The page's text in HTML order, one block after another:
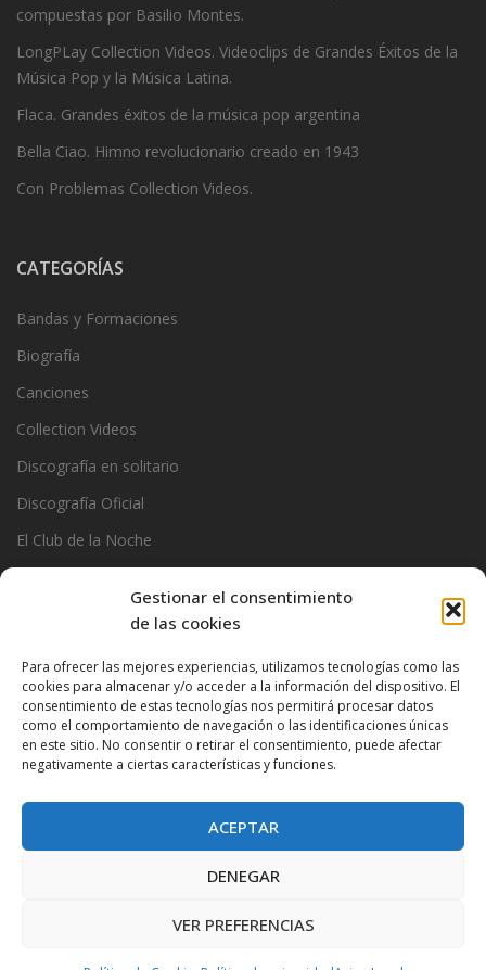
Gestionar el consentimiento
de las cookies
Para ofrecer las mejores experiencias, utilizamos tecnologías como las
cookies para almacenar y/o acceder a la información del dispositivo. El
consentimiento de estas tecnologías nos permitirá procesar datos
como el comportamiento de navegación o las identificaciones únicas
en este sitio. No consentir o retirar el consentimiento, puede afectar
negativamente a ciertas características y funciones.
ACEPTAR
DENEGAR
VER PREFERENCIAS
compuestas por Basilio Montes.
LongPLay Collection Videos. Videoclips de Grandes Éxitos de la
Música Pop y la Música Latina.
Flaca. Grandes éxitos de la música pop argentina
Bella Ciao. Himno revolucionario creado en 1943
Con Problemas Collection Videos.
CATEGORÍAS
Bandas y Formaciones
Biografía
Canciones
Collection Videos
Discografía en solitario
Discografía Oficial
El Club de la Noche
Ramoncin
The Privados
Proudly powered by WordPress |Theme:Very Simple Start